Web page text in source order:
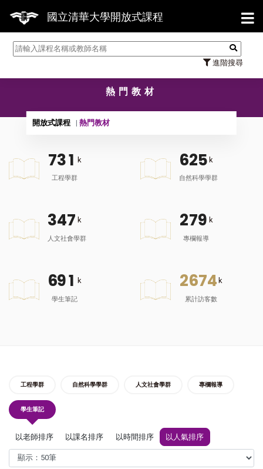
國立清華大學開放式課程
進階搜尋
【7/
熱門教材
開放式課程 熱門教材
731 k
工程學群
625 k
自然科學學群
347 k
人文社會學群
279 k
專欄報導
691 k
學生筆記
2674 k
累計訪客數
工程學群 自然科學學群 人文社會學群 專欄報導
學生筆記
以老師排序 以課名排序 以時間排序 以人氣排序